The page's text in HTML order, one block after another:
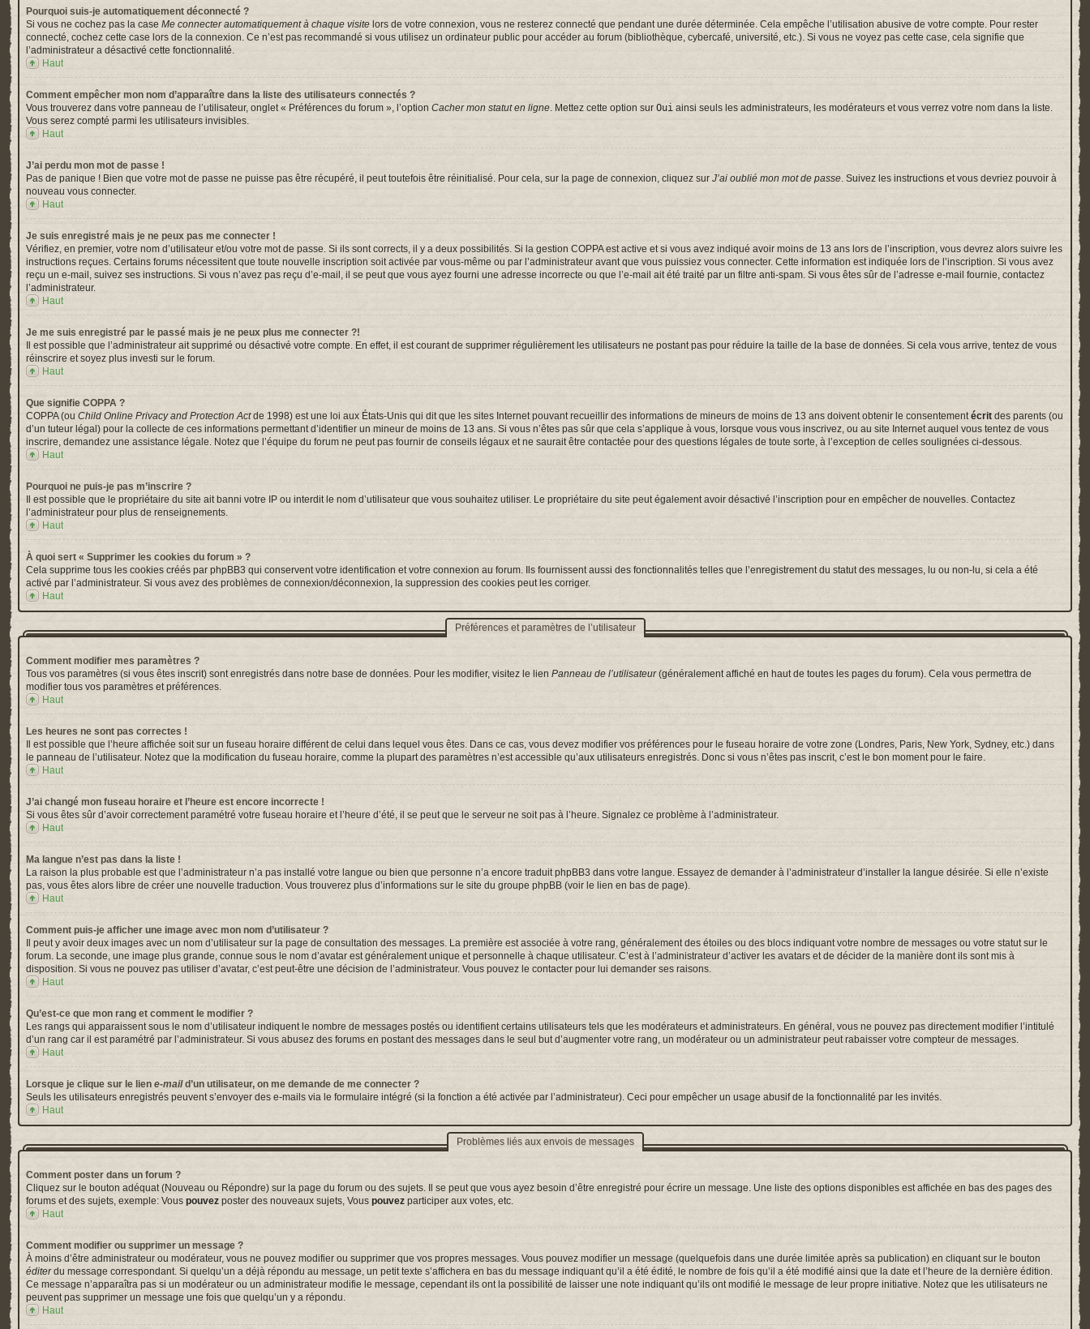
Pourquoi suis-je automatiquement déconnecté ?
Si vous ne cochez pas la case Me connecter automatiquement à chaque visite lors de votre connexion, vous ne resterez connecté que pendant une durée déterminée. Cela empêche l’utilisation abusive de votre compte. Pour rester
connecté, cochez cette case lors de la connexion. Ce n’est pas recommandé si vous utilisez un ordinateur public pour accéder au forum (bibliothèque, cybercafé, université, etc.). Si vous ne voyez pas cette case, cela signifie que
l’administrateur a désactivé cette fonctionnalité.
Haut
Comment empêcher mon nom d’apparaître dans la liste des utilisateurs connectés ?
Vous trouverez dans votre panneau de l’utilisateur, onglet « Préférences du forum », l’option Cacher mon statut en ligne. Mettez cette option sur Oui ainsi seuls les administrateurs, les modérateurs et vous verrez votre nom dans la liste.
Vous serez compté parmi les utilisateurs invisibles.
Haut
J’ai perdu mon mot de passe !
Pas de panique ! Bien que votre mot de passe ne puisse pas être récupéré, il peut toutefois être réinitialisé. Pour cela, sur la page de connexion, cliquez sur J’ai oublié mon mot de passe. Suivez les instructions et vous devriez pouvoir à
nouveau vous connecter.
Haut
Je suis enregistré mais je ne peux pas me connecter !
Vérifiez, en premier, votre nom d’utilisateur et/ou votre mot de passe. Si ils sont corrects, il y a deux possibilités. Si la gestion COPPA est active et si vous avez indiqué avoir moins de 13 ans lors de l’inscription, vous devrez alors suivre les
instructions reçues. Certains forums nécessitent que toute nouvelle inscription soit activée par vous-même ou par l’administrateur avant que vous puissiez vous connecter. Cette information est indiquée lors de l’inscription. Si vous avez
reçu un e-mail, suivez ses instructions. Si vous n’avez pas reçu d’e-mail, il se peut que vous ayez fourni une adresse incorrecte ou que l’e-mail ait été traité par un filtre anti-spam. Si vous êtes sûr de l’adresse e-mail fournie, contactez
l’administrateur.
Haut
Je me suis enregistré par le passé mais je ne peux plus me connecter ?!
Il est possible que l’administrateur ait supprimé ou désactivé votre compte. En effet, il est courant de supprimer régulièrement les utilisateurs ne postant pas pour réduire la taille de la base de données. Si cela vous arrive, tentez de vous
réinscrire et soyez plus investi sur le forum.
Haut
Que signifie COPPA ?
COPPA (ou Child Online Privacy and Protection Actde 1998) est une loi aux États-Unis qui dit que les sites Internet pouvant recueillir des informations de mineurs de moins de 13 ans doivent obtenir le consentementécrit des parents (ou
d’un tuteur légal) pour la collecte de ces informations permettant d’identifier un mineur de moins de 13 ans. Si vous n’êtes pas sûr que cela s’applique à vous, lorsque vous vous inscrivez, ou au site Internet auquel vous tentez de vous
inscrire, demandez une assistance légale. Notez que l’équipe du forum ne peut pas fournir de conseils légaux et ne saurait être contactée pour des questions légales de toute sorte, à l’exception de celles soulignées ci-dessous.
Haut
Pourquoi ne puis-je pas m’inscrire ?
Il est possible que le propriétaire du site ait banni votre IP ou interdit le nom d’utilisateur que vous souhaitez utiliser. Le propriétaire du site peut également avoir désactivé l’inscription pour en empêcher de nouvelles. Contactez
l’administrateur pour plus de renseignements.
Haut
À quoi sert « Supprimer les cookies du forum » ?
Cela supprime tous les cookies créés par phpBB3 qui conservent votre identification et votre connexion au forum. Ils fournissent aussi des fonctionnalités telles que l’enregistrement du statut des messages, lu ou non-lu, si cela a été
activé par l’administrateur. Si vous avez des problèmes de connexion/déconnexion, la suppression des cookies peut les corriger.
Haut
Préférences et paramètres de l’utilisateur
Comment modifier mes paramètres ?
Tous vos paramètres (si vous êtes inscrit) sont enregistrés dans notre base de données. Pour les modifier, visitez le lien Panneau de l’utilisateur(généralement affiché en haut de toutes les pages du forum). Cela vous permettra de
modifier tous vos paramètres et préférences.
Haut
Les heures ne sont pas correctes !
Il est possible que l’heure affichée soit sur un fuseau horaire différent de celui dans lequel vous êtes. Dans ce cas, vous devez modifier vos préférences pour le fuseau horaire de votre zone (Londres, Paris, New York, Sydney, etc.) dans
le panneau de l’utilisateur. Notez que la modification du fuseau horaire, comme la plupart des paramètres n’est accessible qu’aux utilisateurs enregistrés. Donc si vous n’êtes pas inscrit, c’est le bon moment pour le faire.
Haut
J’ai changé mon fuseau horaire et l’heure est encore incorrecte !
Si vous êtes sûr d’avoir correctement paramétré votre fuseau horaire et l’heure d’été, il se peut que le serveur ne soit pas à l’heure. Signalez ce problème à l’administrateur.
Haut
Ma langue n’est pas dans la liste !
La raison la plus probable est que l’administrateur n’a pas installé votre langue ou bien que personne n’a encore traduit phpBB3 dans votre langue. Essayez de demander à l’administrateur d’installer la langue désirée. Si elle n’existe
pas, vous êtes alors libre de créer une nouvelle traduction. Vous trouverez plus d’informations sur le site du groupe phpBB (voir le lien en bas de page).
Haut
Comment puis-je afficher une image avec mon nom d’utilisateur ?
Il peut y avoir deux images avec un nom d’utilisateur sur la page de consultation des messages. La première est associée à votre rang, généralement des étoiles ou des blocs indiquant votre nombre de messages ou votre statut sur le
forum. La seconde, une image plus grande, connue sous le nom d’avatar est généralement unique et personnelle à chaque utilisateur. C’est à l’administrateur d’activer les avatars et de décider de la manière dont ils sont mis à
disposition. Si vous ne pouvez pas utiliser d’avatar, c’est peut-être une décision de l’administrateur. Vous pouvez le contacter pour lui demander ses raisons.
Haut
Qu’est-ce que mon rang et comment le modifier ?
Les rangs qui apparaissent sous le nom d’utilisateur indiquent le nombre de messages postés ou identifient certains utilisateurs tels que les modérateurs et administrateurs. En général, vous ne pouvez pas directement modifier l’intitulé
d’un rang car il est paramétré par l’administrateur. Si vous abusez des forums en postant des messages dans le seul but d’augmenter votre rang, un modérateur ou un administrateur peut rabaisser votre compteur de messages.
Haut
Lorsque je clique sur le lien e-maild’un utilisateur, on me demande de me connecter ?
Seuls les utilisateurs enregistrés peuvent s’envoyer des e-mails via le formulaire intégré (si la fonction a été activée par l’administrateur). Ceci pour empêcher un usage abusif de la fonctionnalité par les invités.
Haut
Problèmes liés aux envois de messages
Comment poster dans un forum ?
Cliquez sur le bouton adéquat (Nouveau ou Répondre) sur la page du forum ou des sujets. Il se peut que vous ayez besoin d’être enregistré pour écrire un message. Une liste des options disponibles est affichée en bas des pages des
forums et des sujets, exemple: Vous pouvez poster des nouveaux sujets, Vous pouvez participer aux votes, etc.
Haut
Comment modifier ou supprimer un message ?
À moins d’être administrateur ou modérateur, vous ne pouvez modifier ou supprimer que vos propres messages. Vous pouvez modifier un message (quelquefois dans une durée limitée après sa publication) en cliquant sur le bouton
éditerdu message correspondant. Si quelqu’un a déjà répondu au message, un petit texte s’affichera en bas du message indiquant qu’il a été édité, le nombre de fois qu’il a été modifié ainsi que la date et l’heure de la dernière édition.
Ce message n’apparaîtra pas si un modérateur ou un administrateur modifie le message, cependant ils ont la possibilité de laisser une note indiquant qu’ils ont modifié le message de leur propre initiative. Notez que les utilisateurs ne
peuvent pas supprimer un message une fois que quelqu’un y a répondu.
Haut